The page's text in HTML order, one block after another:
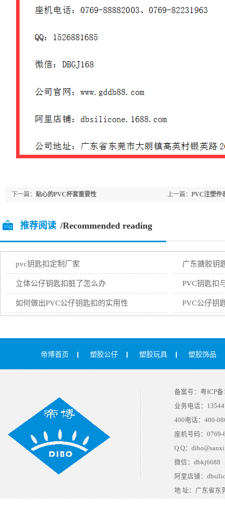
上一篇： PVC注塑件
下一篇： 贴心的PVC杯套重要性
推荐阅读 /Recommended reading
pvc钥匙扣定制厂家 广东搪胶钥
立体公仔钥匙扣脏了怎么办 PVC钥匙扣
如何做出PVC公仔钥匙扣的实用性 PVC公仔钥
帝博首页 塑胶公仔 塑胶玩具 塑胶饰品
备案号： 粤ICP
业务电话：
400电话： 400-
座机号码：0769-
Q Q：
微信： dbkj6688
阿里店铺：
地 址：广东省东